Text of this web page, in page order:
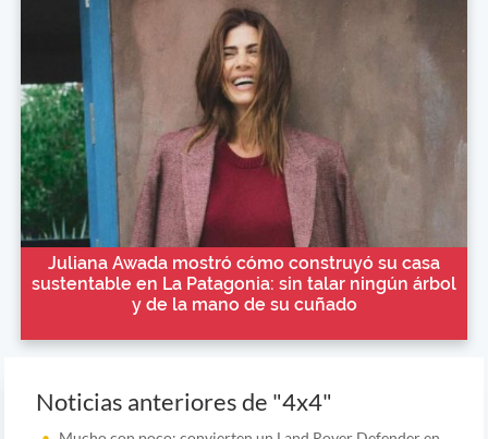
Juliana Awada mostró cómo construyó su casa
sustentable en La Patagonia: sin talar ningún árbol
y de la mano de su cuñado
Noticias anteriores de "4x4"